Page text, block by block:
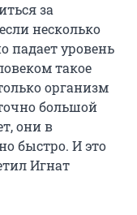
за
несколько
падает уровень
такое
организм
большой
они в
быстро. И это
Игнат